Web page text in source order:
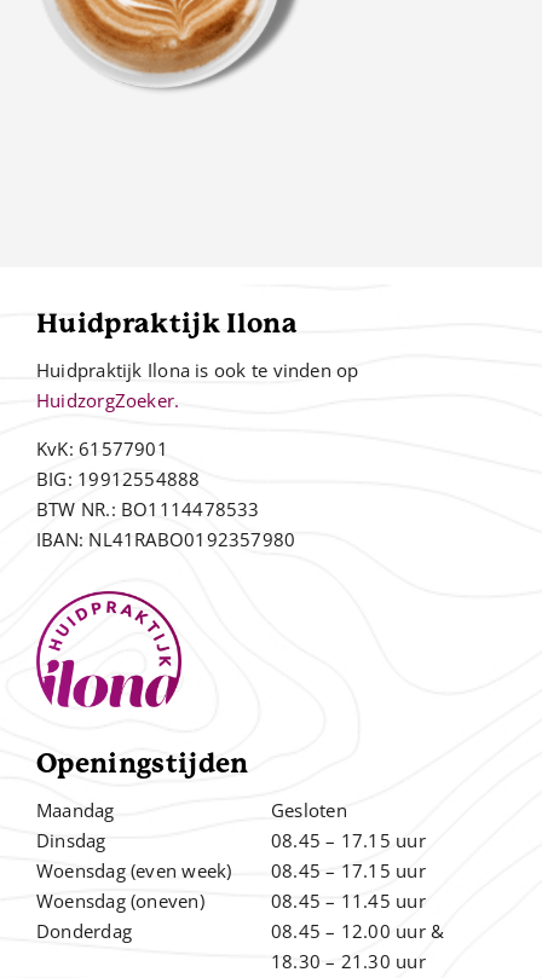
Huidpraktijk Ilona
Huidpraktijk Ilona is ook te vinden op
HuidzorgZoeker.
KvK: 61577901
BIG: 19912554888
BTW NR.: BO1114478533
IBAN: NL41RABO0192357980
Openingstijden
Maandag
Dinsdag
Woensdag (even week)
Woensdag (oneven)
Donderdag
Gesloten
08.45 – 17.15 uur
08.45 – 17.15 uur
08.45 – 11.45 uur
08.45 – 12.00 uur &
18.30 – 21.30 uur